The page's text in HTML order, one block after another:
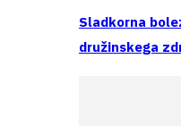
Sladkorna
družinskega